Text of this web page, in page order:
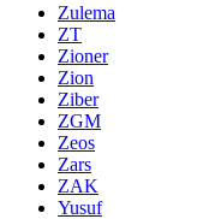
Zulema
ZT
Zioner
Zion
Ziber
ZGM
Zeos
Zars
ZAK
Yusuf